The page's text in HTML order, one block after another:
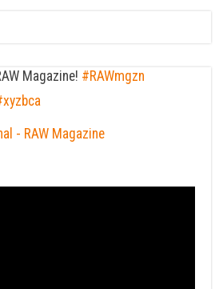
Magazine! #RAWmgzn
- RAW Magazine